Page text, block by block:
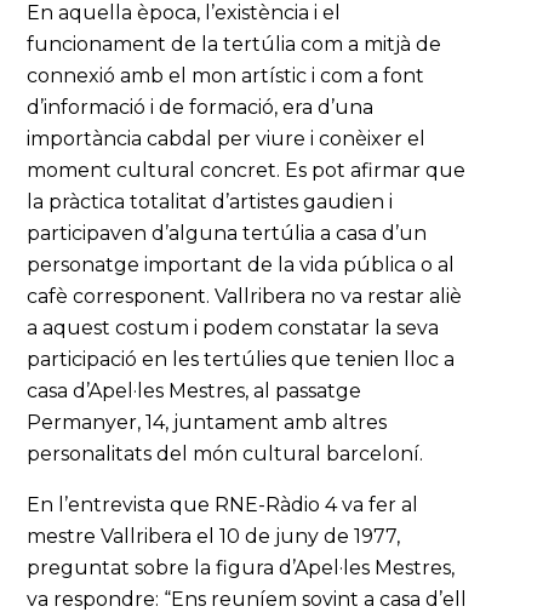
En aquella època, l’existència i el
funcionament de la tertúlia com a mitjà de
connexió amb el mon artístic i com a font
d’informació i de formació, era d’una
importància cabdal per viure i conèixer el
moment cultural concret. Es pot afirmar que
la pràctica totalitat d’artistes gaudien i
participaven d’alguna tertúlia a casa d’un
personatge important de la vida pública o al
cafè corresponent. Vallribera no va restar aliè
a aquest costum i podem constatar la seva
participació en les tertúlies que tenien lloc a
casa d’Apel·les Mestres, al passatge
Permanyer, 14, juntament amb altres
personalitats del món cultural barceloní.
En l’entrevista que RNE-Ràdio 4 va fer al
mestre Vallribera el 10 de juny de 1977,
preguntat sobre la figura d’Apel·les Mestres,
va respondre: “Ens reuníem sovint a casa d’ell